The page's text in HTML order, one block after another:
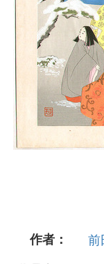
作者：
前